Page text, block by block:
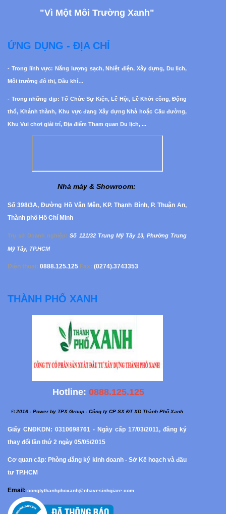
"Vì Một Môi Trường Xanh"
ỨNG DỤNG - ĐỊA CHỈ
- Trong lĩnh vực: Năng lượng sạch, Nhiệt điện, Xây dựng, Du lịch,
Môi trường đô thị, Dầu khí…
- Trong những dịp: Tổ Chức Sự Kiện, Lễ Hội, Lễ Khởi công, Động
thổ, Khánh thành, Khu vực đang Xây dựng Nhà hoặc Cầu đường,
Khu Vui chơi giải trí, Địa điểm Tham quan Du lịch, ...
Nhà máy & Showroom:
Số 398/3A, Đường Hồ Văn Mên, KP. Thạnh Bình, P. Thuận An,
Thành phố Hồ Chí Minh
Trụ sở Doanh nghiệp:Số 121/32 Trung Mỹ Tây 13, Phường Trung
Mỹ Tây, TP.HCM
Điện thoại: 0888.125.125 Fax: (0274).3743353
THÀNH PHỐ XANH
Hotline: 0888.125.125
© 2016 - Power by TPX Group - Công ty CP SX ĐT XD Thành Phố Xanh
Giấy CNĐKDN: 0310698761 - Ngày cấp 17/03/2011, đăng ký
thay đổi lần thứ 2 ngày 05/05/2015
Cơ quan cấp: Phòng đăng ký kinh doanh - Sở Kế hoạch và đầu
tư TP.HCM
Email: congtythanhphoxanh@nhavesinhgiare.com